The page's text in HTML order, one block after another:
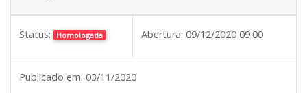
Status: Homologada Abertura: 09/12/2020 09:00
Publicado em: 03/11/2020